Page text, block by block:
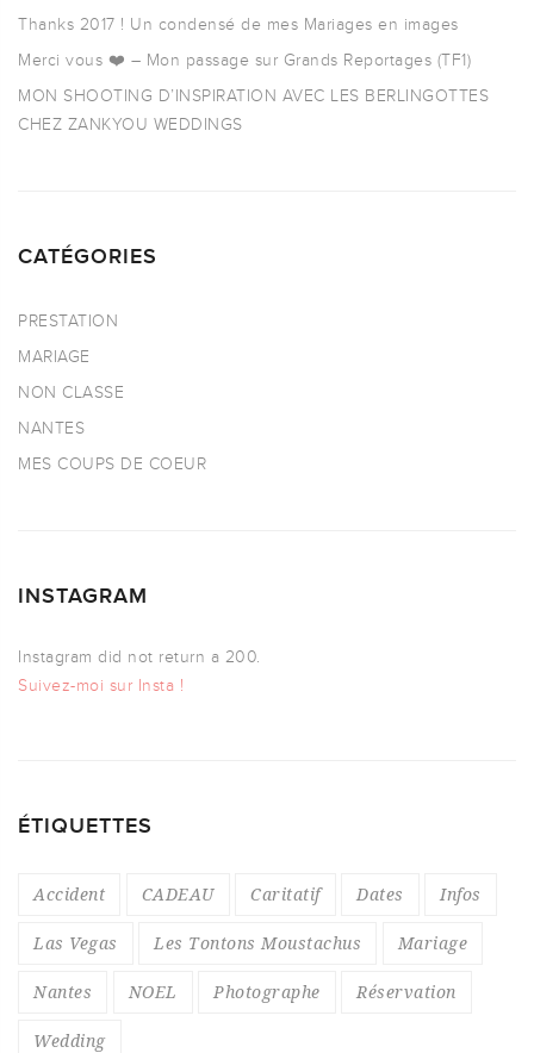
Thanks 2017 ! Un condensé de mes Mariages en images
Merci vous ❤️ – Mon passage sur Grands Reportages (TF1)
MON SHOOTING D’INSPIRATION AVEC LES BERLINGOTTES
CHEZ ZANKYOU WEDDINGS
CATÉGORIES
PRESTATION
MARIAGE
NON CLASSE
NANTES
MES COUPS DE COEUR
INSTAGRAM
Instagram did not return a 200.
Suivez-moi sur Insta !
ÉTIQUETTES
Accident CADEAU Caritatif Dates Infos
Las Vegas Les Tontons Moustachus Mariage
Nantes NOEL Photographe Réservation
Wedding